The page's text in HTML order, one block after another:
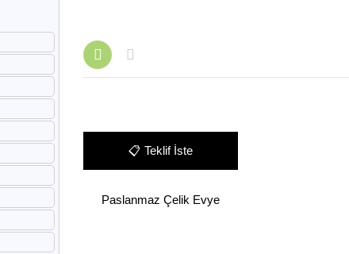
📋 Teklif İste
Paslanmaz Çelik Evye